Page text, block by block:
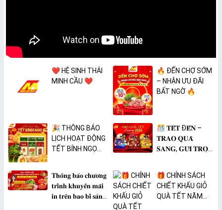
❤️ HỆ SINH THÁI
MINH CẦU ❤️
🔥 ĐẾN CHỢ SỚM
– NHẬN ƯU ĐÃI
BẤT NGỜ 🔥
🎉 THÔNG BÁO
LỊCH HOẠT ĐỘNG
TẾT BÍNH NGỌ
🎊 𝐓𝐄̂́𝐓 Đ𝐄̂́𝐍 –
𝐓𝐑𝐀𝐎 𝐐𝐔𝐀̀
𝐒𝐀𝐍𝐆, 𝐆𝐔̛̉𝐈 𝐓𝐑𝐎̣𝐍
𝐓𝐡𝐨̂𝐧𝐠 𝐛𝐚́𝐨 𝐜𝐡𝐮̛𝐨̛𝐧𝐠
𝐭𝐫𝐢̀𝐧𝐡 𝐤𝐡𝐮𝐲𝐞̂́𝐧 𝐦𝐚̃𝐢
𝐢𝐧 𝐭𝐫𝐞̂𝐧 𝐛𝐚𝐨 𝐛𝐢̀ 𝐬𝐚̉𝐧
🎁 CHÍNH SÁCH
CHIẾT KHẤU GIỎ
QUÀ TẾT NĂM